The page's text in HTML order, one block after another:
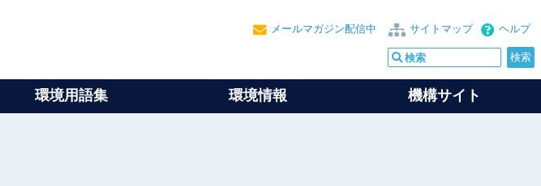
ヘルプ
サイトマップ
メールマガジン配信中
環境用語集 環境情報 機構サイト